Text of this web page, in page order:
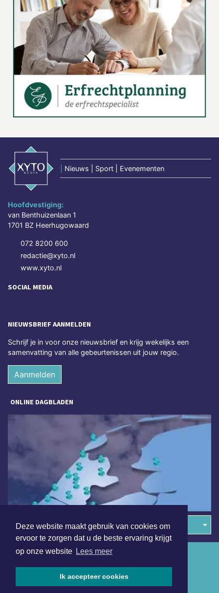
Deze website maakt gebruik van cookies om
ervoor te zorgen dat u de beste ervaring krijgt
op onze website Lees meer
Ik accepteer cookies
Nieuws | Sport | Evenementen
Hoofdvestiging:
van Benthuizenlaan 1
1701 BZ Heerhugowaard
072 8200 600
redactie@xyto.nl
www.xyto.nl
SOCIAL MEDIA
NIEUWSBRIEF AANMELDEN
Schrijf je in voor onze nieuwsbrief en krijg wekelijks een
samenvatting van alle gebeurtenissen uit jouw regio.
Aanmelden
ONLINE DAGBLADEN
Overige dagbladen in de regio
Algemene voorwaarden